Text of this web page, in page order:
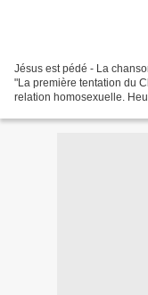
Jésus est pédé - La
"La première tentation du
relation homosexuelle.